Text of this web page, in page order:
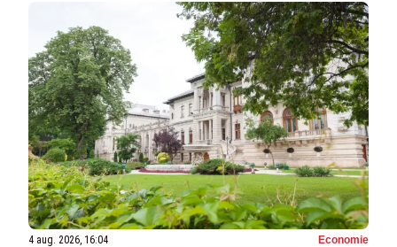
4 aug. 2026, 16:04 Economie